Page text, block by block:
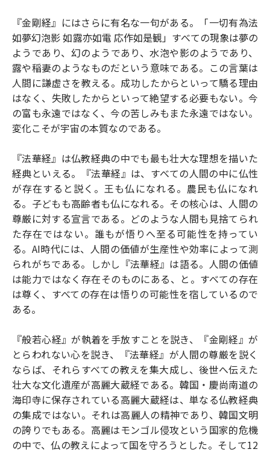
『金剛経』にはさらに有名な一句がある。「一切有為法
如夢幻泡影 如露亦如電 応作如是観」すべての現象は夢の
ようであり、幻のようであり、水泡や影のようであり、
露や稲妻のようなものだという意味である。この言葉は
人間に謙虚さを教える。成功したからといって驕る理由
はなく、失敗したからといって絶望する必要もない。今
の富も永遠ではなく、今の苦しみもまた永遠ではない。
変化こそが宇宙の本質なのである。
『法華経』は仏教経典の中でも最も壮大な理想を描いた
経典といえる。『法華経』は、すべての人間の中に仏性
が存在すると説く。王も仏になれる。農民も仏になれ
る。子どもも高齢者も仏になれる。その核心は、人間の
尊厳に対する宣言である。どのような人間も見捨てられ
た存在ではない。誰もが悟りへ至る可能性を持ってい
る。AI時代には、人間の価値が生産性や効率によって測
られがちである。しかし『法華経』は語る。人間の価値
は能力ではなく存在そのものにある、と。すべての存在
は尊く、すべての存在は悟りの可能性を宿しているので
ある。
『般若心経』が執着を手放すことを説き、『金剛経』が
とらわれない心を説き、『法華経』が人間の尊厳を説く
ならば、それらすべての教えを集大成し、後世へ伝えた
壮大な文化遺産が高麗大蔵経である。韓国・慶尚南道の
海印寺に保存されている高麗大蔵経は、単なる仏教経典
の集成ではない。それは高麗人の精神であり、韓国文明
の誇りでもある。高麗はモンゴル侵攻という国家的危機
の中で、仏の教えによって国を守ろうとした。そして12